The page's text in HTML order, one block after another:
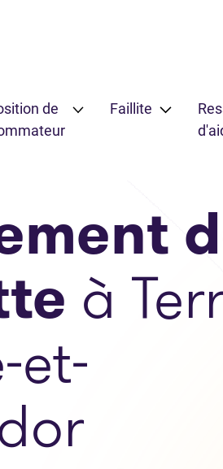
de
Faillite
à
et-